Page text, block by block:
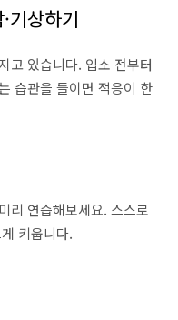
기상하기
고 있습니다. 입소 전부터
습관을 들이면 적응이 한
리 연습해보세요. 스스로
키웁니다.